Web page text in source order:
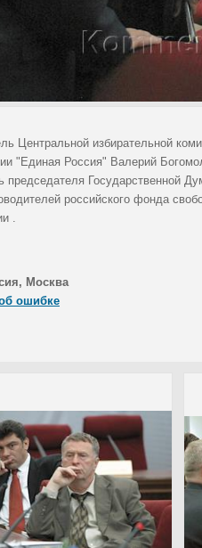
Центральной избирательной
"Единая Россия" Валерий
председателя Государственной
российского фонда
.
Москва
ошибке